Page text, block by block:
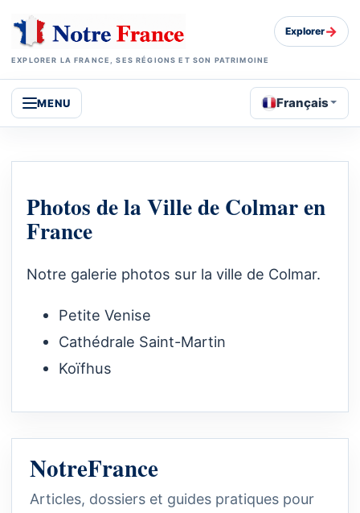
EXPLORER LA FRANCE, SES RÉGIONS ET SON PATRIMOINE
Explorer→
MENU Français
Photos de la Ville de Colmar en
France
Notre galerie photos sur la ville de Colmar.
Petite Venise
Cathédrale Saint-Martin
Koïfhus
NotreFrance
Articles, dossiers et guides pratiques pour